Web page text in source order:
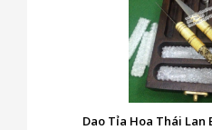
Dao Tỉa Hoa Thái Lan